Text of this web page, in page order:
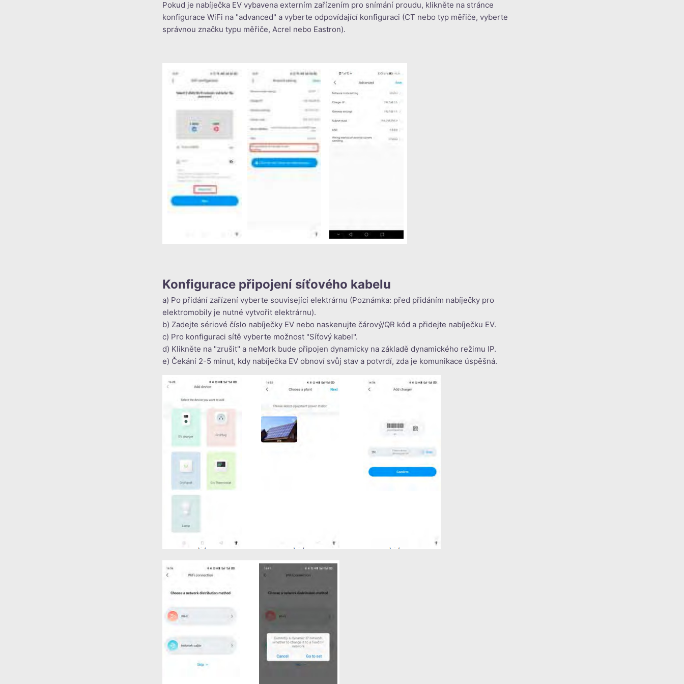
Pokud je nabíječka EV vybavena externím zařízením pro snímání proudu, klikněte na stránce
konfigurace WiFi na "advanced" a vyberte odpovídající konfiguraci (CT nebo typ měřiče, vyberte
správnou značku typu měřiče, Acrel nebo Eastron).
Konfigurace připojení síťového kabelu
a) Po přidání zařízení vyberte související elektrárnu (Poznámka: před přidáním nabíječky pro
elektromobily je nutné vytvořit elektrárnu).
b) Zadejte sériové číslo nabíječky EV nebo naskenujte čárový/QR kód a přidejte nabíječku EV.
c) Pro konfiguraci sítě vyberte možnost "Síťový kabel".
d) Klikněte na "zrušit" a neMork bude připojen dynamicky na základě dynamického režimu IP.
e) Čekání 2-5 minut, kdy nabíječka EV obnoví svůj stav a potvrdí, zda je komunikace úspěšná.